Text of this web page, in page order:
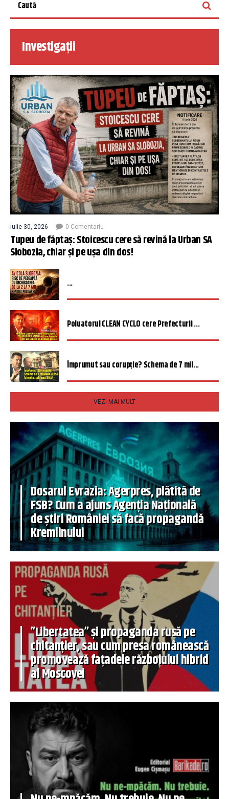
Investigații
iulie 30, 2026 0 Comentariu
Tupeu de făptaș: Stoicescu cere să revină la Urban SA
Slobozia, chiar și pe ușa din dos!
...
Poluatorul CLEAN CYCLO cere Prefecturii ...
Împrumut sau corupție? Schema de 7 mil...
VEZI MAI MULT
Dosarul Evrazia: Agerpres, plătită de
FSB? Cum a ajuns Agenția Națională
de știri României să facă propagandă
Kremlinului
”Libertatea” și propaganda rusă pe
chitanțier, sau cum presa românească
promovează fațadele războiului hibrid
al Moscovei